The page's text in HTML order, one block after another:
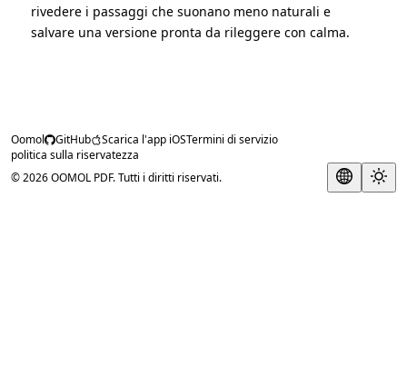
rivedere i passaggi che suonano meno naturali e
salvare una versione pronta da rileggere con calma.
Oomol GitHub Scarica l'app iOSTermini di servizio
politica sulla riservatezza
© 2026 OOMOL PDF. Tutti i diritti riservati.